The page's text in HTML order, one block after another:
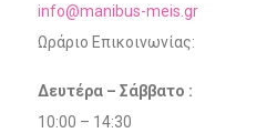
info@manibus-meis.gr
Ωράριο Επικοινωνίας:
Δευτέρα – Σάββατο :
10:00 – 14:30